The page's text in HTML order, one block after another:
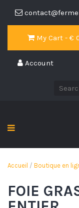
My Cart - €
Account
Accueil / Boutique en
FOIE